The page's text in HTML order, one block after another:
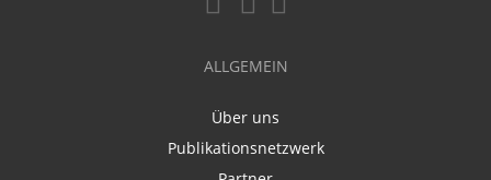
ALLGEMEIN
Über uns
Publikationsnetzwerk